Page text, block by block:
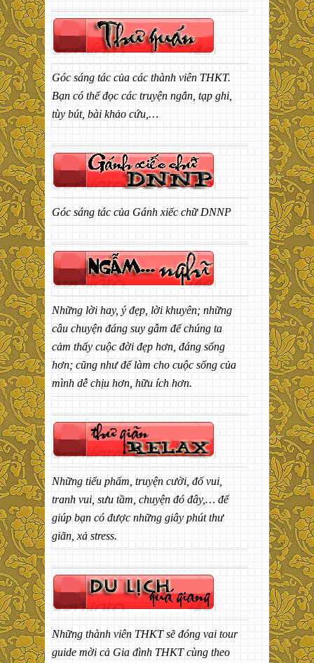
Góc sáng tác của các thành viên THKT.
Bạn có thể đọc các truyện ngắn, tạp ghi,
tùy bút, bài khảo cứu,…
Góc sáng tác của Gánh xiếc chữ DNNP
Những lời hay, ý đẹp, lời khuyên; những
câu chuyện đáng suy gẫm để chúng ta
cảm thấy cuộc đời đẹp hơn, đáng sống
hơn; cũng như để làm cho cuộc sống của
mình dễ chịu hơn, hữu ích hơn.
Những tiểu phẩm, truyện cười, đố vui,
tranh vui, sưu tầm, chuyện đó đây,… để
giúp bạn có được những giây phút thư
giãn, xả stress.
Những thành viên THKT sẽ đóng vai tour
guide mời cả Gia đình THKT cùng theo